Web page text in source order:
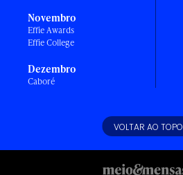
Novembro
Effie Awards
Effie College
Dezembro
Caboré
VOLTAR AO TOPO